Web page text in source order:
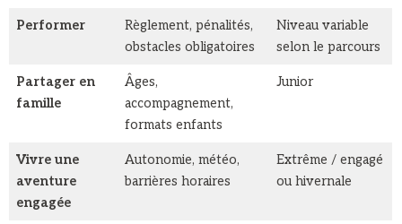
Performer
Règlement, pénalités,
obstacles obligatoires
Niveau variable
selon le parcours
Partager en
famille
Âges,
accompagnement,
formats enfants
Junior
Vivre une
aventure
engagée
Autonomie, météo,
barrières horaires
Extrême / engagé
ou hivernale